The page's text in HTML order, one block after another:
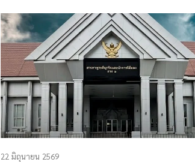
22 มิถุนายน 2569